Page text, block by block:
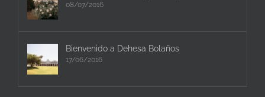
08/07/2016
Bienvenido a Dehesa Bolaños
17/06/2016